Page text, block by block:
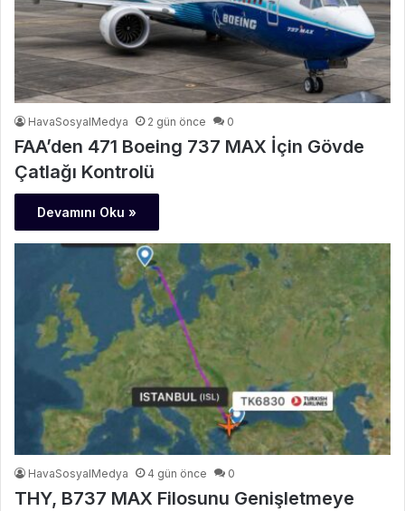
HavaSosyalMedya 2 gün önce 0
FAA’den 471 Boeing 737 MAX İçin Gövde
Çatlağı Kontrolü
Devamını Oku »
HavaSosyalMedya 4 gün önce 0
THY, B737 MAX Filosunu Genişletmeye